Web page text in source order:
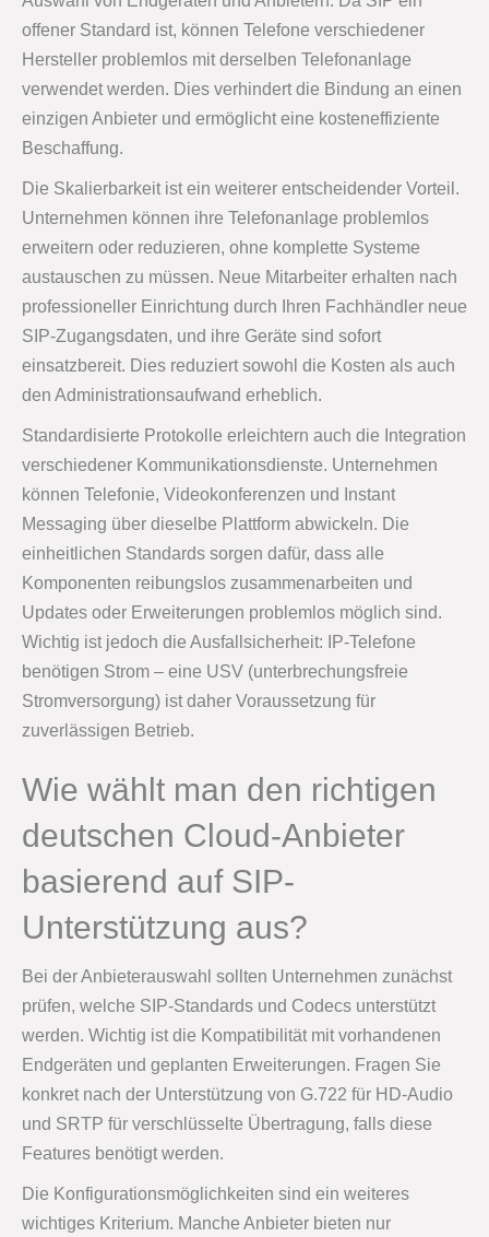
offener Standard ist, können Telefone verschiedener
Hersteller problemlos mit derselben Telefonanlage
verwendet werden. Dies verhindert die Bindung an einen
einzigen Anbieter und ermöglicht eine kosteneffiziente
Beschaffung.
Die Skalierbarkeit ist ein weiterer entscheidender Vorteil.
Unternehmen können ihre Telefonanlage problemlos
erweitern oder reduzieren, ohne komplette Systeme
austauschen zu müssen. Neue Mitarbeiter erhalten nach
professioneller Einrichtung durch Ihren Fachhändler neue
SIP-Zugangsdaten, und ihre Geräte sind sofort
einsatzbereit. Dies reduziert sowohl die Kosten als auch
den Administrationsaufwand erheblich.
Standardisierte Protokolle erleichtern auch die Integration
verschiedener Kommunikationsdienste. Unternehmen
können Telefonie, Videokonferenzen und Instant
Messaging über dieselbe Plattform abwickeln. Die
einheitlichen Standards sorgen dafür, dass alle
Komponenten reibungslos zusammenarbeiten und
Updates oder Erweiterungen problemlos möglich sind.
Wichtig ist jedoch die Ausfallsicherheit: IP-Telefone
benötigen Strom – eine USV (unterbrechungsfreie
Stromversorgung) ist daher Voraussetzung für
zuverlässigen Betrieb.
Wie wählt man den richtigen
deutschen Cloud-Anbieter
basierend auf SIP-
Unterstützung aus?
Bei der Anbieterauswahl sollten Unternehmen zunächst
prüfen, welche SIP-Standards und Codecs unterstützt
werden. Wichtig ist die Kompatibilität mit vorhandenen
Endgeräten und geplanten Erweiterungen. Fragen Sie
konkret nach der Unterstützung von G.722 für HD-Audio
und SRTP für verschlüsselte Übertragung, falls diese
Features benötigt werden.
Die Konfigurationsmöglichkeiten sind ein weiteres
wichtiges Kriterium. Manche Anbieter bieten nur